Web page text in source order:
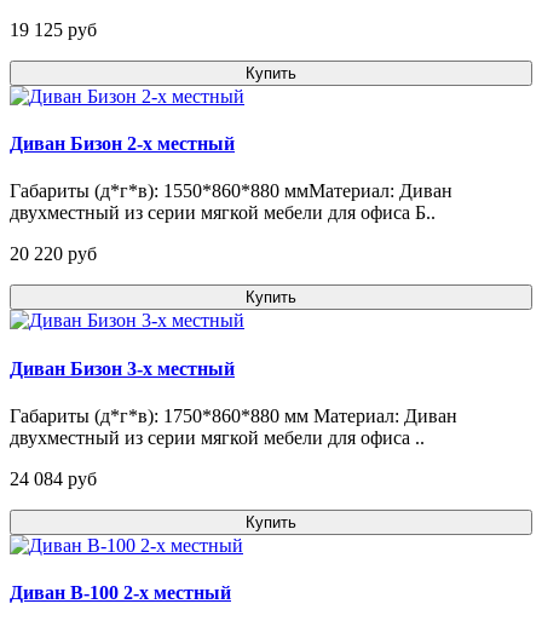
19 125 pуб
Купить
Диван Бизон 2-х местный
Габариты (д*г*в): 1550*860*880 ммМатериал: Диван
двухместный из серии мягкой мебели для офиса Б..
20 220 pуб
Купить
Диван Бизон 3-х местный
Габариты (д*г*в): 1750*860*880 мм Материал: Диван
двухместный из серии мягкой мебели для офиса ..
24 084 pуб
Купить
Диван В-100 2-х местный